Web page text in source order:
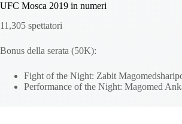
UFC Mosca 2019 in numeri
11,305 spettatori
Bonus della serata (50K):
Fight of the Night: Zabit
Performance of the Night: Magomed